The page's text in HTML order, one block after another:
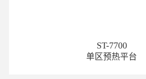
ST-7700
单区预热平台